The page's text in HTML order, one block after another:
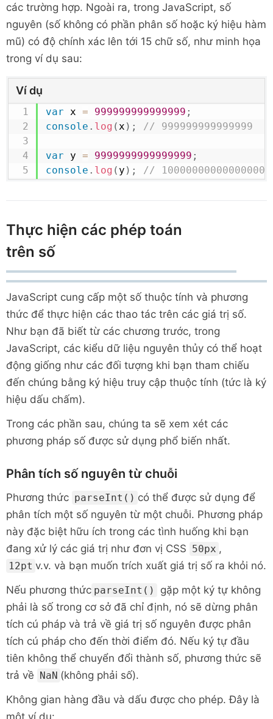
các trường hợp. Ngoài ra, trong JavaScript, số
nguyên (số không có phần phân số hoặc ký hiệu hàm
mũ) có độ chính xác lên tới 15 chữ số, như minh họa
trong ví dụ sau:
Ví dụ
var x = 999999999999999 ;
console . log (x ) ; // 999999999999999
var y = 9999999999999999 ;
console . log ( y ) ; // 10000000000000000
Thực hiện các phép toán
trên số
JavaScript cung cấp một số thuộc tính và phương
thức để thực hiện các thao tác trên các giá trị số.
Như bạn đã biết từ các chương trước, trong
JavaScript, các kiểu dữ liệu nguyên thủy có thể hoạt
động giống như các đối tượng khi bạn tham chiếu
đến chúng bằng ký hiệu truy cập thuộc tính (tức là ký
hiệu dấu chấm).
Trong các phần sau, chúng ta sẽ xem xét các
phương pháp số được sử dụng phổ biến nhất.
Phân tích số nguyên từ chuỗi
Phương thức parseInt() có thể được sử dụng để
phân tích một số nguyên từ một chuỗi. Phương pháp
này đặc biệt hữu ích trong các tình huống khi bạn
đang xử lý các giá trị như đơn vị CSS 50px ,
12pt v.v. và bạn muốn trích xuất giá trị số ra khỏi nó.
Nếu phương thức parseInt()
gặp một ký tự không
phải là số trong cơ sở đã chỉ định, nó sẽ dừng phân
tích cú pháp và trả về giá trị số nguyên được phân
tích cú pháp cho đến thời điểm đó. Nếu ký tự đầu
tiên không thể chuyển đổi thành số, phương thức sẽ
trả về NaN (không phải số).
Không gian hàng đầu và dấu được cho phép. Đây là
một ví dụ: